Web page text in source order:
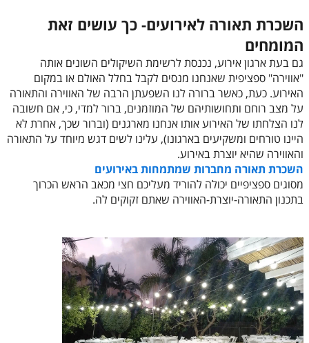
השכרת תאורה לאירועים- כך עושים זאת
המומחים
גם בעת ארגון אירוע, נכנסת לרשימת השיקולים השונים אותה
"אווירה" ספציפית שאנחנו מנסים לקבל בחלל האולם או במקום
האירוע. כעת, כאשר ברורה לנו השפעתן הרבה של האווירה והתאורה
על מצב רוחם ותחושותיהם של המוזמנים, ברור למדי, כי, אם חשובה
לנו הצלחתו של האירוע אותו אנחנו מארגנים (וברור שכך, אחרת לא
היינו טורחים ומשקיעים בארגונו), עלינו לשים דגש מיוחד על התאורה
והאווירה שהיא יוצרת באירוע.
השכרת תאורה מחברות שמתמחות באירועים
מסוגים ספציפיים יכולה להוריד מעליכם חצי מכאב הראש הכרוך
בתכנון התאורה-יוצרת-האווירה שאתם זקוקים לה.